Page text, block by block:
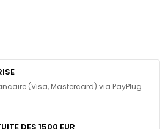
(Visa, Mastercard) via PayPlug